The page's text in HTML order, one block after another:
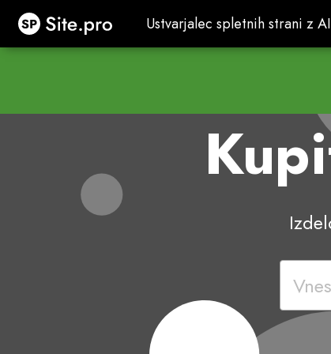
Site.pro Ustvarjalec spletnih strani z AI
Ustvarjalec spletnih strani z AI